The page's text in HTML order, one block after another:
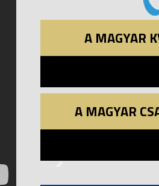
A MAGYAR
A MAGYAR